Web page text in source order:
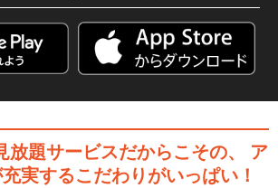
放題サービスだからこその、
ア
実するこだわりがいっぱい！